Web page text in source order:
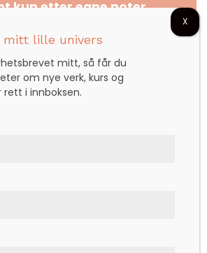
kun etter egne noter
du er
er
etter egne noter
den vakreste dansen
mitt lille univers
mitt, så får du
om nye verk, kurs og
i innboksen.
X